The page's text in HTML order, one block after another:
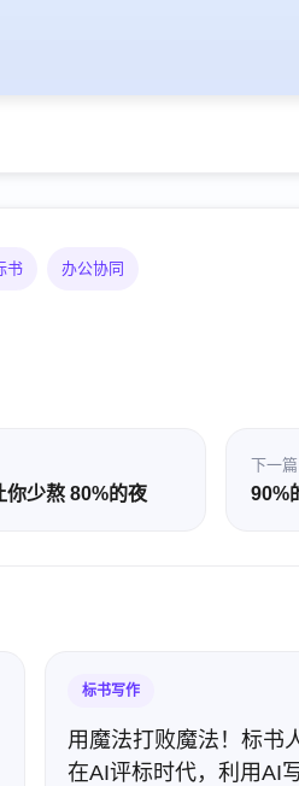
书 办公协同
你少熬 80%的夜
下一篇
90%
标书写作
用魔法打败魔法！标书
在AI评标时代，利用AI